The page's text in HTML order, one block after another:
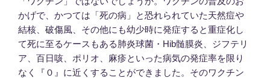
かげで、かつては「死の病」と恐れられていた天然痘や
結核、破傷風、その他にも幼少時に発症すると重症化し
て死に至るケースもある肺炎球菌・Hib髄膜炎、ジフテリ
ア、百日咳、ポリオ、麻疹といった病気の発症率を限り
なく『０』に近くすることができました。そのワクチン